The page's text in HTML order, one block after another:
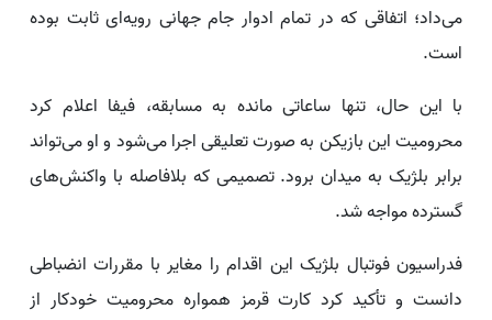
می‌داد؛ اتفاقی که در تمام ادوار جام جهانی رویه‌ای ثابت بوده
است.
با این حال، تنها ساعاتی مانده به مسابقه، فیفا اعلام کرد
محرومیت این بازیکن به صورت تعلیقی اجرا می‌شود و او می‌تواند
برابر بلژیک به میدان برود. تصمیمی که بلافاصله با واکنش‌های
گسترده مواجه شد.
فدراسیون فوتبال بلژیک این اقدام را مغایر با مقررات انضباطی
دانست و تأکید کرد کارت قرمز همواره محرومیت خودکار از